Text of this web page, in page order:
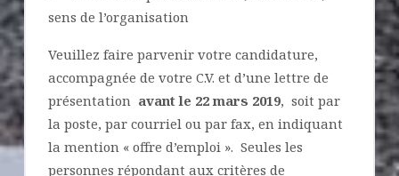
sens de l’organisation
Veuillez faire parvenir votre candidature,
accompagnée de votre C.V. et d’une lettre de
présentation avant le 22 mars 2019, soit par
la poste, par courriel ou par fax, en indiquant
la mention « offre d’emploi ». Seules les
personnes répondant aux critères de